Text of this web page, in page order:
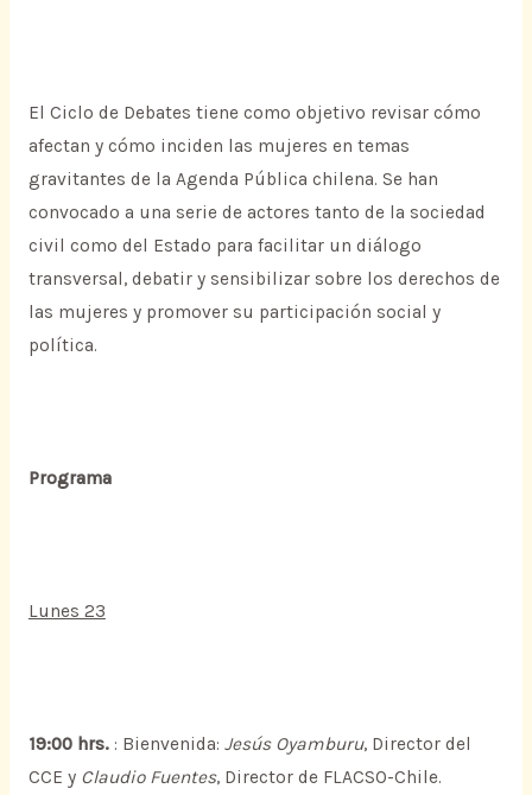
El Ciclo de Debates tiene como objetivo revisar cómo
afectan y cómo inciden las mujeres en temas
gravitantes de la Agenda Pública chilena. Se han
convocado a una serie de actores tanto de la sociedad
civil como del Estado para facilitar un diálogo
transversal, debatir y sensibilizar sobre los derechos de
las mujeres y promover su participación social y
política.
Programa
Lunes 23
19:00 hrs. : Bienvenida: Jesús Oyamburu, Director del
CCE y Claudio Fuentes, Director de FLACSO-Chile.